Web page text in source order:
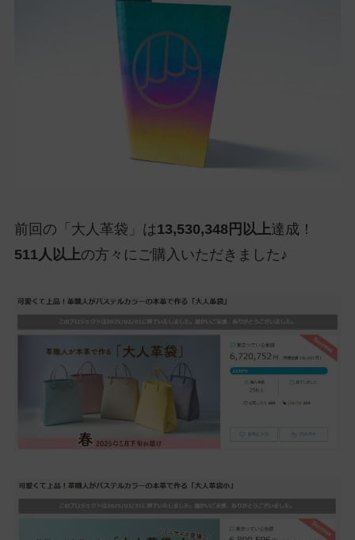
前回の「大人革袋」は13,530,348円以上達成！
511人以上の方々にご購入いただきました♪